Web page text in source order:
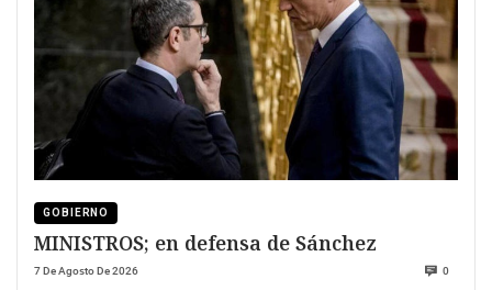
GOBIERNO
MINISTROS; en defensa de Sánchez
7 De Agosto De 2026 0